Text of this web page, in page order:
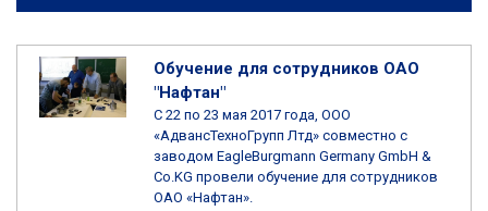
Обучение для сотрудников ОАО
"Нафтан"
С 22 по 23 мая 2017 года, ООО
«АдвансТехноГрупп Лтд» совместно с
заводом EagleBurgmann Germany GmbH &
Co.KG провели обучение для сотрудников
ОАО «Нафтан».